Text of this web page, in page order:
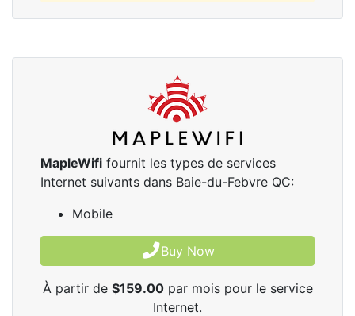
MapleWifi fournit les types de services
Internet suivants dans Baie-du-Febvre QC:
Mobile
Buy Now
À partir de $159.00par mois pour le service
Internet.